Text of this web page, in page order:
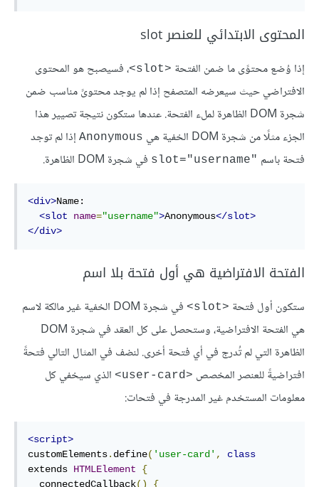
المحتوى الابتدائي للعنصر slot
إذا وُضع محتوًى ما ضمن الفتحة <slot>
، فسيصبح هو المحتوى
الافتراضي حيث سيعرضه المتصفح إذا لم يوجد محتوىً مناسب ضمن
شجرة DOM الظاهرة لملء الفتحة. عندها ستكون نتيجة تصيير هذا
الجزء مثلًا من شجرة DOM الخفية هي
Anonymous إذا لم توجد
فتحة باسم "slot="username في شجرة DOM الظاهرة.
<div>Name:
<slot
name="username">Anonymous</slot>
</div>
الفتحة الافتراضية هي أول فتحة بلا اسم
ستكون أول فتحة <slot>
في شجرة DOM الخفية غير مالكة لاسم
هي الفتحة الافتراضية، وستحصل على كل العقد في شجرة DOM
الظاهرة التي لم تُدرج في أي فتحة أخرى. لنضف في المثال التالي فتحةً
افتراضيةً للعنصر المخصص <user-card>
الذي سيخفي كل
معلومات المستخدم غير المدرجة في فتحات:
<script>
customElements. define( 'user-card' ,
class
extends HTMLElement
{
  connectedCallback
() {